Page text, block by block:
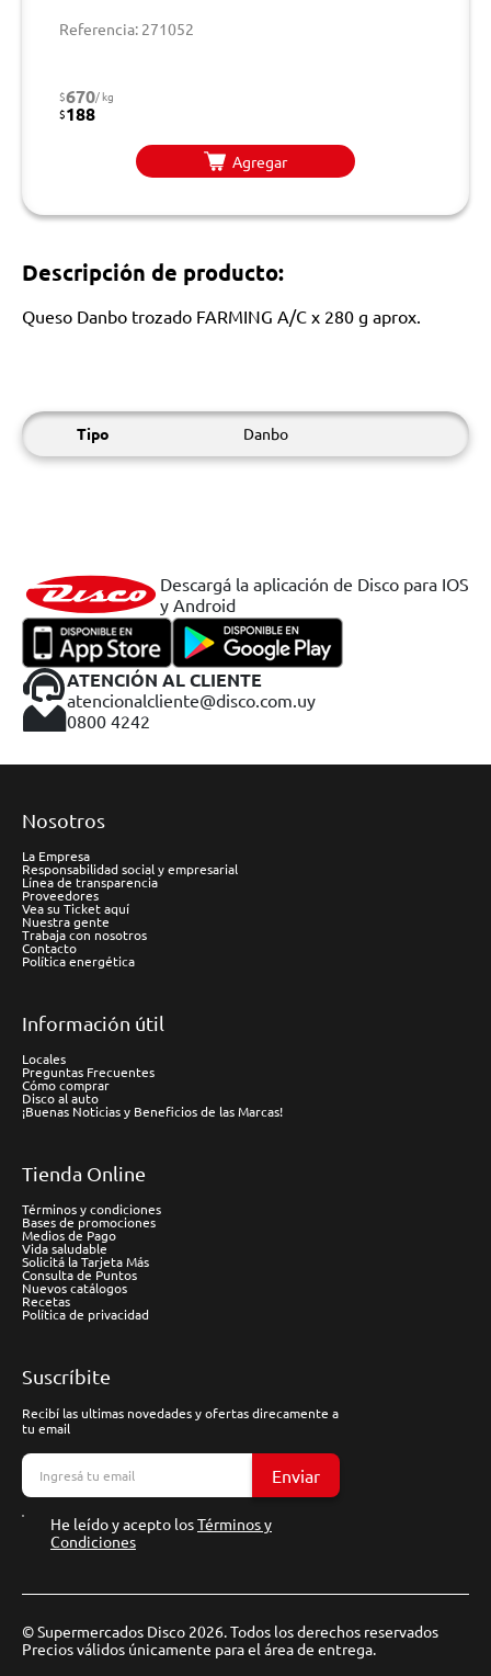
Referencia: 271052
$670/ kg
$188
Agregar
Descripción de producto:
Queso Danbo trozado FARMING A/C x 280 g aprox.
Tipo Danbo
Descargá la aplicación de Disco para IOS
y Android
ATENCIÓN AL CLIENTE
atencionalcliente@disco.com.uy
0800 4242
Nosotros
La Empresa
Responsabilidad social y empresarial
Línea de transparencia
Proveedores
Vea su Ticket aquí
Nuestra gente
Trabaja con nosotros
Contacto
Política energética
Información útil
Locales
Preguntas Frecuentes
Cómo comprar
Disco al auto
¡Buenas Noticias y Beneficios de las Marcas!
Tienda Online
Términos y condiciones
Bases de promociones
Medios de Pago
Vida saludable
Solicitá la Tarjeta Más
Consulta de Puntos
Nuevos catálogos
Recetas
Política de privacidad
Suscríbite
Recibí las ultimas novedades y ofertas direcamente a
tu email
Enviar
He leído y acepto losTérminos y
Condiciones
© Supermercados Disco 2026. Todos los derechos reservados
Precios válidos únicamente para el área de entrega.